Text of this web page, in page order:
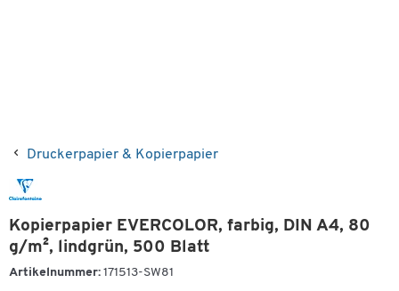
Druckerpapier & Kopierpapier
Kopierpapier EVERCOLOR, farbig, DIN A4, 80
g/m², lindgrün, 500 Blatt
Artikelnummer: 171513-SW81